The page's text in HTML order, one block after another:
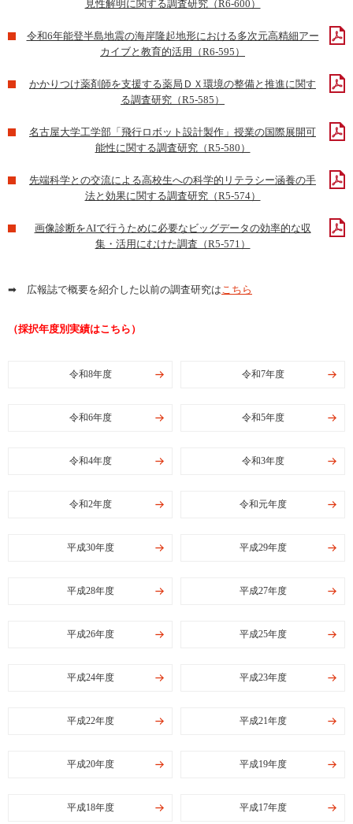
見性解明に関する調査研究（R6-600）
令和6年能登半島地震の海岸隆起地形における多次元高精細アー
カイブと教育的活用（R6-595）
かかりつけ薬剤師を支援する薬局ＤＸ環境の整備と推進に関す
る調査研究（R5-585）
名古屋大学工学部「飛行ロボット設計製作」授業の国際展開可
能性に関する調査研究（R5-580）
先端科学との交流による高校生への科学的リテラシー涵養の手
法と効果に関する調査研究（R5-574）
画像診断をAIで行うために必要なビッグデータの効率的な収
集・活用にむけた調査（R5-571）
➡ 広報誌で概要を紹介した以前の調査研究は こちら
（採択年度別実績はこちら）
令和8年度 令和7年度
令和6年度 令和5年度
令和4年度 令和3年度
令和2年度 令和元年度
平成30年度 平成29年度
平成28年度 平成27年度
平成26年度 平成25年度
平成24年度 平成23年度
平成22年度 平成21年度
平成20年度 平成19年度
平成18年度 平成17年度